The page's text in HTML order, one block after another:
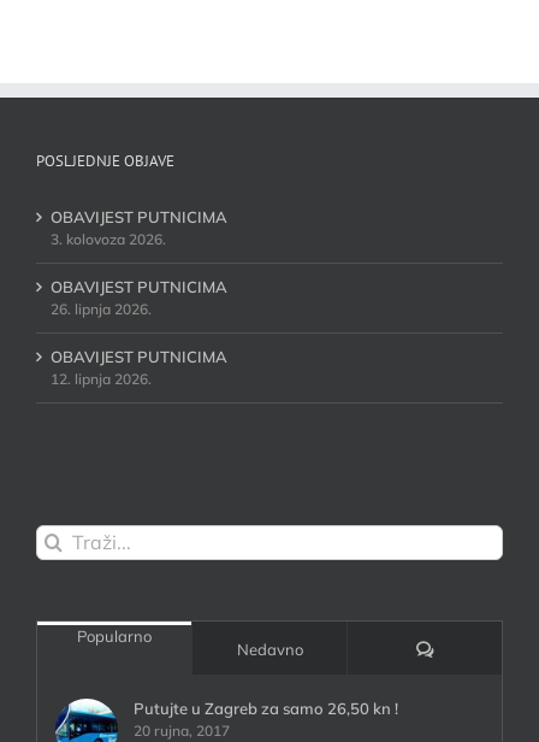
POSLJEDNJE OBJAVE
OBAVIJEST PUTNICIMA
3. kolovoza 2026.
OBAVIJEST PUTNICIMA
26. lipnja 2026.
OBAVIJEST PUTNICIMA
12. lipnja 2026.
Traži...
Popularno
Nedavno Komentari:
Putujte u Zagreb za samo 26,50 kn !
20 rujna, 2017